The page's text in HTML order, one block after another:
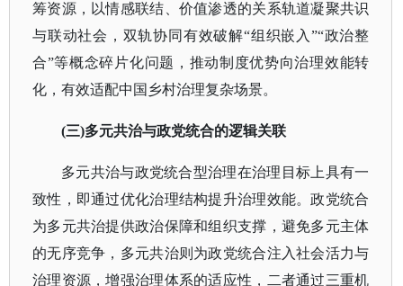
筹资源，以情感联结、价值渗透的关系轨道凝聚共识
与联动社会，双轨协同有效破解“组织嵌入”“政治整
合”等概念碎片化问题，推动制度优势向治理效能转
化，有效适配中国乡村治理复杂场景。
(三)多元共治与政党统合的逻辑关联
多元共治与政党统合型治理在治理目标上具有一
致性，即通过优化治理结构提升治理效能。政党统合
为多元共治提供政治保障和组织支撑，避免多元主体
的无序竞争，多元共治则为政党统合注入社会活力与
治理资源，增强治理体系的适应性，二者通过三重机